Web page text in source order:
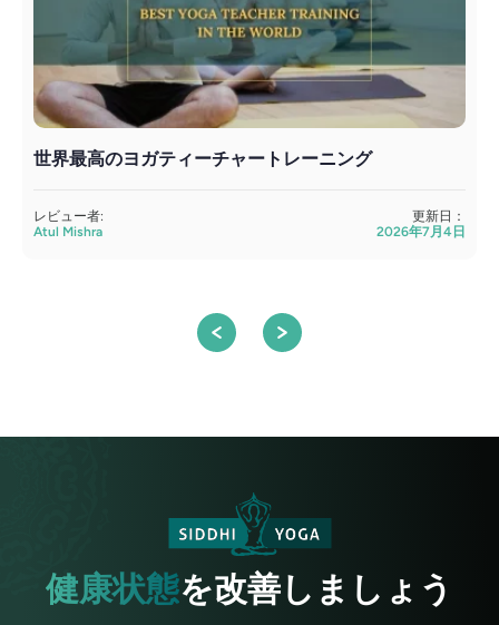
世界最高のヨガティーチャートレーニング
レビュー者:
Atul Mishra
更新日：
2026年7月4日
健康状態を改善しましょう